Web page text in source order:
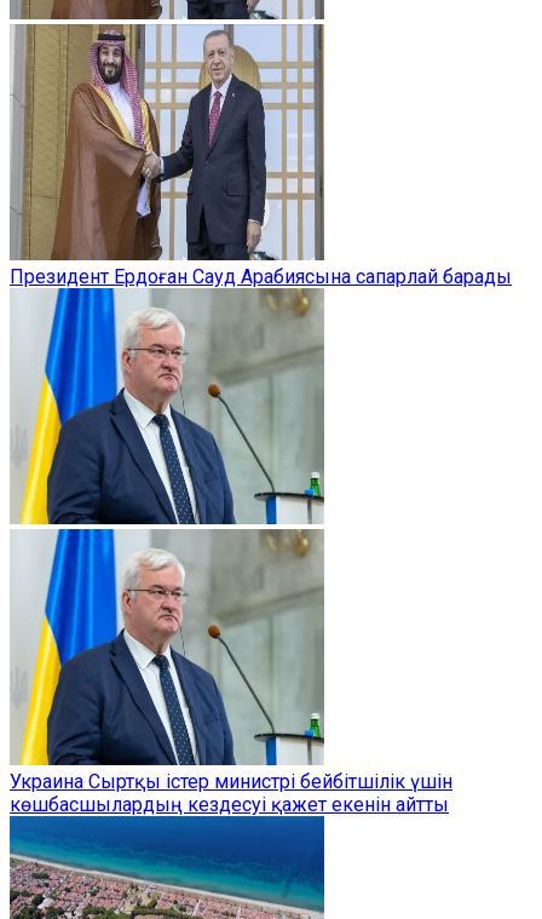
Президент Ердоған Сауд Арабиясына сапарлай барады
Украина Сыртқы істер министрі бейбітшілік үшін
көшбасшылардың кездесуі қажет екенін айтты